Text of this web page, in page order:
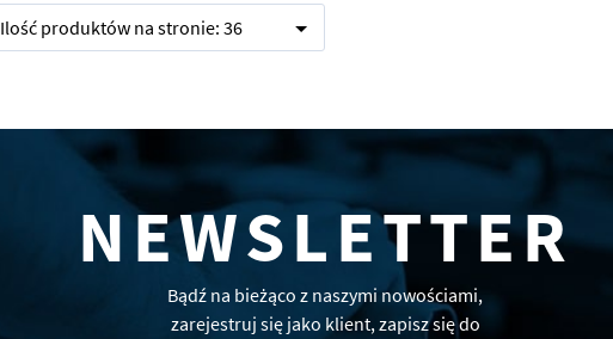
Ilość produktów na stronie: 36
NEWSLETTER
Bądź na bieżąco z naszymi nowościami,
zarejestruj się jako klient, zapisz się do